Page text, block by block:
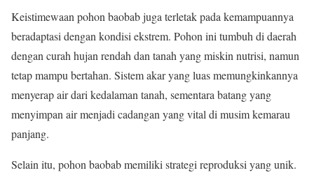
Keistimewaan pohon baobab juga terletak pada kemampuannya
beradaptasi dengan kondisi ekstrem. Pohon ini tumbuh di daerah
dengan curah hujan rendah dan tanah yang miskin nutrisi, namun
tetap mampu bertahan. Sistem akar yang luas memungkinkannya
menyerap air dari kedalaman tanah, sementara batang yang
menyimpan air menjadi cadangan yang vital di musim kemarau
panjang.
Selain itu, pohon baobab memiliki strategi reproduksi yang unik.